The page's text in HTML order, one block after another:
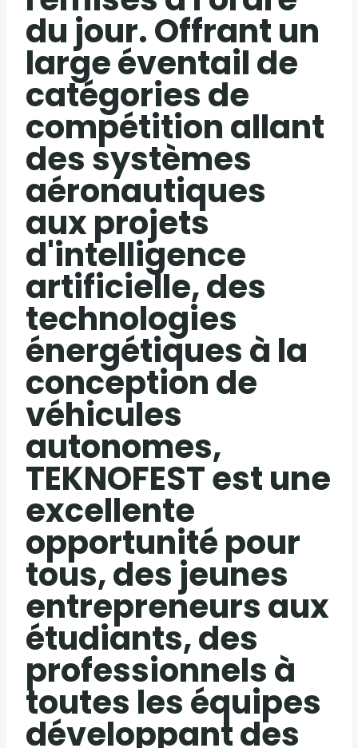
du jour. Offrant un
large éventail de
catégories de
compétition allant
des systèmes
aéronautiques
aux projets
d'intelligence
artificielle, des
technologies
énergétiques à la
conception de
véhicules
autonomes,
TEKNOFEST est une
excellente
opportunité pour
tous, des jeunes
entrepreneurs aux
étudiants, des
professionnels à
toutes les équipes
développant des